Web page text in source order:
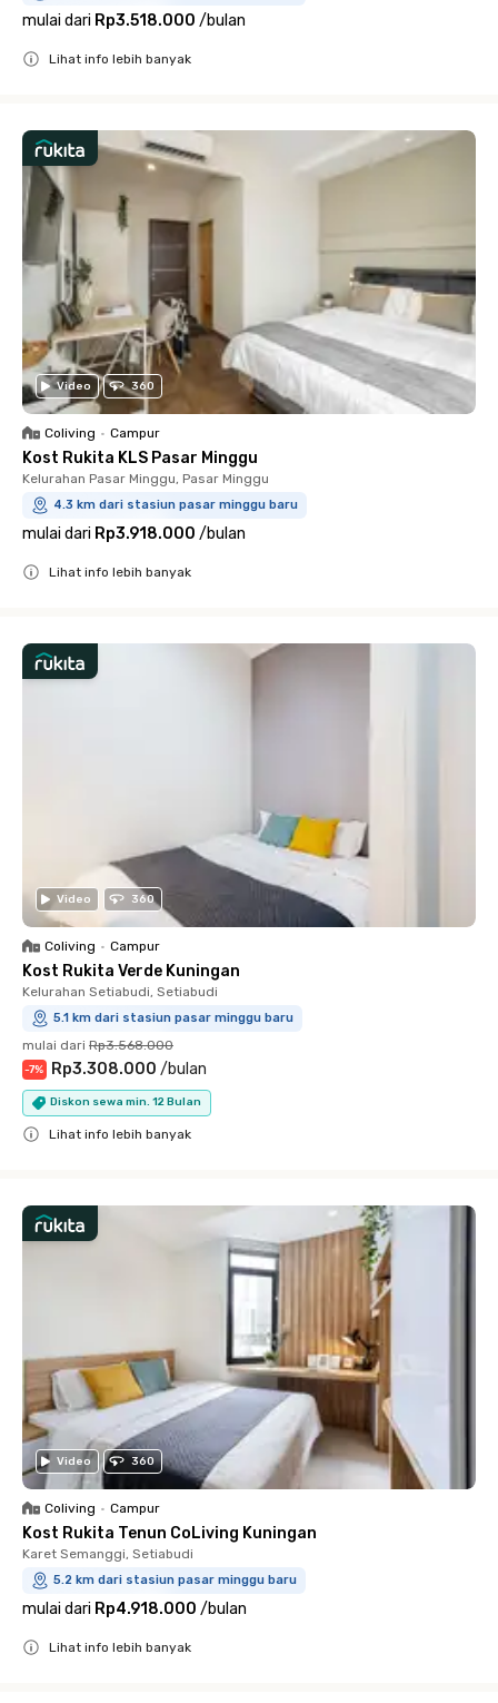
mulai dari Rp3.518.000 /bulan
Lihat info lebih banyak
Video 360
Coliving • Campur
Kost Rukita KLS Pasar Minggu
Kelurahan Pasar Minggu, Pasar Minggu
4.3 km dari stasiun pasar minggu baru
mulai dari Rp3.918.000 /bulan
Lihat info lebih banyak
Video 360
Coliving • Campur
Kost Rukita Verde Kuningan
Kelurahan Setiabudi, Setiabudi
5.1 km dari stasiun pasar minggu baru
mulai dari Rp3.568.000
-7% Rp3.308.000 /bulan
Diskon sewa min. 12 Bulan
Lihat info lebih banyak
Video 360
Coliving • Campur
Kost Rukita Tenun CoLiving Kuningan
Karet Semanggi, Setiabudi
5.2 km dari stasiun pasar minggu baru
mulai dari Rp4.918.000 /bulan
Lihat info lebih banyak